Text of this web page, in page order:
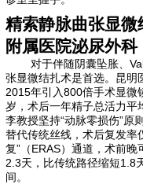
精索静脉曲张显
附属医院泌尿外
对于伴随阴囊坠胀、
张显微结扎术是首选。昆明
2015年引入800倍手术显微
岁，术后一年精子总活力平
李教授坚持“动脉零损伤”原
替代传统丝线，术后复发率
复”（ERAS）通道，术前
2.3天，比传统路径缩短1.8
间。